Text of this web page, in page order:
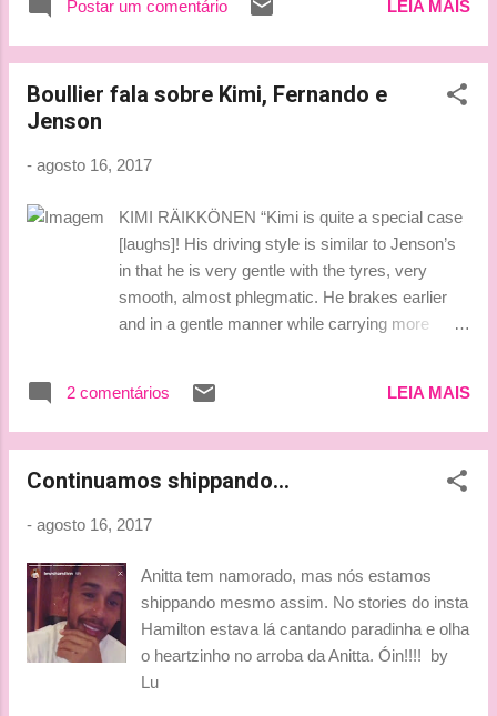
Postar um comentário LEIA MAIS
Boullier fala sobre Kimi, Fernando e
Jenson
- agosto 16, 2017
KIMI RÄIKKÖNEN “Kimi is quite a special case
[laughs]! His driving style is similar to Jenson’s
in that he is very gentle with the tyres, very
smooth, almost phlegmatic. He brakes earlier
and in a gentle manner while carrying more
though remains his racecraft. He can read a
race as if he had a GPS in his mind. I remember
P5 and was quite slow and already 9s behind
over the radio why he was not picking up the
pace when he could have gone much faster. I
did not get any answer, you know how Kimi is,
‘leave me alone’ and everything. “All of a
sudden, he started banging laps that were 1.5s
2 comentários LEIA MAIS
Continuamos shippando...
- agosto 16, 2017
Anitta tem namorado, mas nós estamos
shippando mesmo assim. No stories do insta
Hamilton estava lá cantando paradinha e olha
o heartzinho no arroba da Anitta. Óin!!!! by
Lu